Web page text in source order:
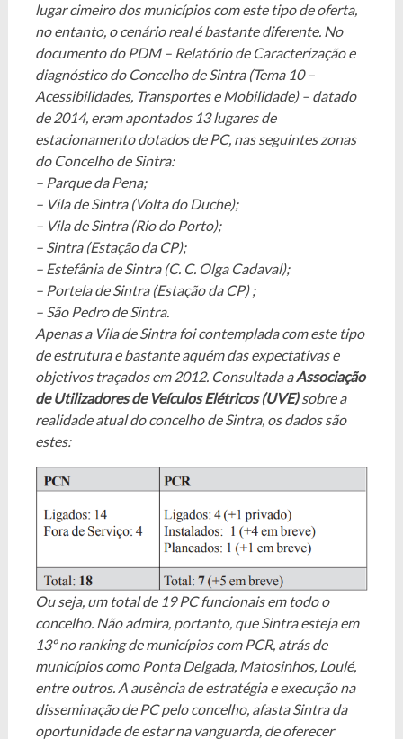
lugar cimeiro dos municípios com este tipo de oferta,
no entanto, o cenário real é bastante diferente. No
documento do PDM – Relatório de Caracterização e
diagnóstico do Concelho de Sintra (Tema 10 –
Acessibilidades, Transportes e Mobilidade) – datado
de 2014, eram apontados 13 lugares de
estacionamento dotados de PC, nas seguintes zonas
do Concelho de Sintra:
– Parque da Pena;
– Vila de Sintra (Volta do Duche);
– Vila de Sintra (Rio do Porto);
– Sintra (Estação da CP);
– Estefânia de Sintra (C. C. Olga Cadaval);
– Portela de Sintra (Estação da CP) ;
– São Pedro de Sintra.
Apenas a Vila de Sintra foi contemplada com este tipo
de estrutura e bastante aquém das expectativas e
objetivos traçados em 2012. Consultada aAssociação
de Utilizadores de Veículos Elétricos (UVE)sobre a
realidade atual do concelho de Sintra, os dados são
estes:
Ou seja, um total de 19 PC funcionais em todo o
concelho. Não admira, portanto, que Sintra esteja em
13º no ranking de municípios com PCR, atrás de
municípios como Ponta Delgada, Matosinhos, Loulé,
entre outros. A ausência de estratégia e execução na
disseminação de PC pelo concelho, afasta Sintra da
oportunidade de estar na vanguarda, de oferecer